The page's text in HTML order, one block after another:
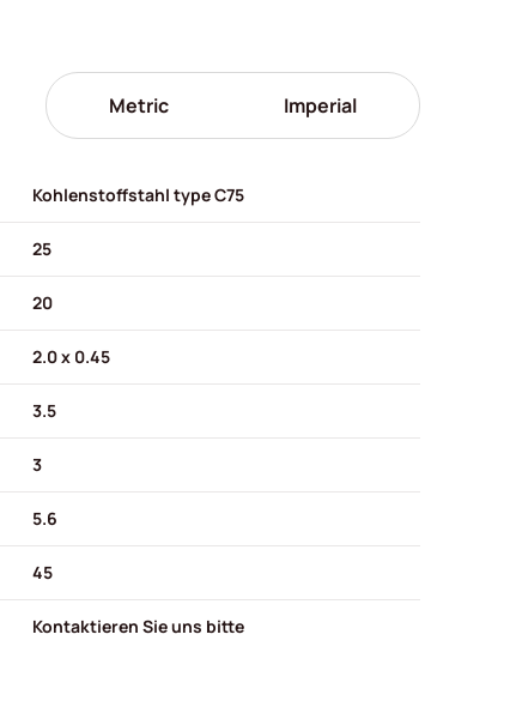
Metric Imperial
Kohlenstoffstahl type C75
25
20
2.0 x 0.45
3.5
3
5.6
45
Kontaktieren Sie uns bitte